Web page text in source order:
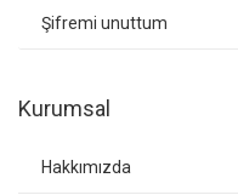
Şifremi unuttum
Kurumsal
Hakkımızda